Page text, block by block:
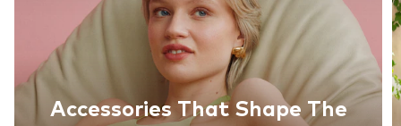
Accessories That Shape The